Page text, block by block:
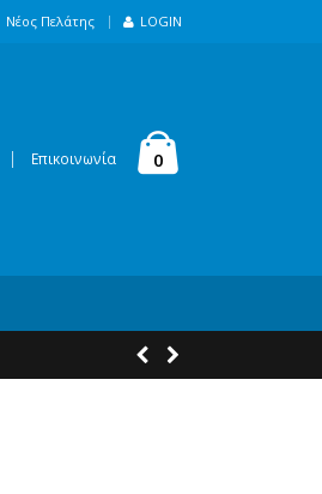
Νέος Πελάτης | LOGIN
| Επικοινωνία 0